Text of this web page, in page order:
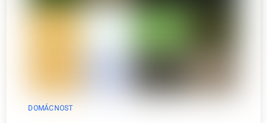
DOMÁCNOST